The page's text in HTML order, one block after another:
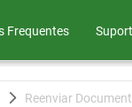
Frequentes
Reenviar